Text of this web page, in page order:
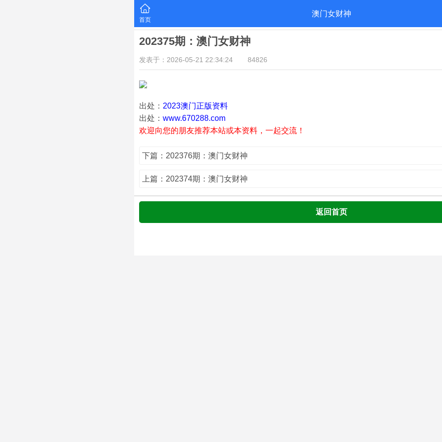
首页
澳门女财神
202375期：澳门女财神
发表于：2026-05-21 22:34:24 84826
出处： 2023澳门正版资料
出处： www.670288.com
欢迎向您的朋友推荐本站或本资料，一起交流！
下篇：202376期：澳门女财神
上篇：202374期：澳门女财神
返回首页